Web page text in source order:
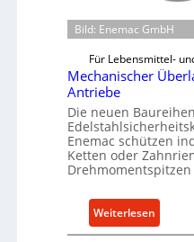
Bild: Enemac GmbH
Für Lebensmittel-
Mechanischer
Antriebe
Die neuen
Enemac schützen
Ketten oder
Weiterlesen
M